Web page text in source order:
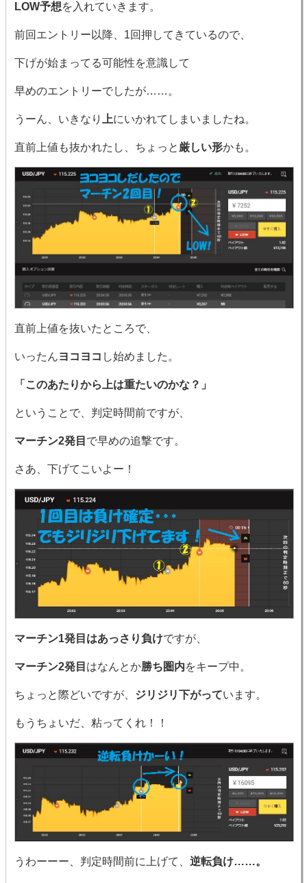
LOW予想を入れていきます。
前回エントリー以降、1回押してきているので、
下げが始まってる可能性を意識して
早めのエントリーでしたが……。
うーん、いきなり 上にいかれてしまいましたね。
直前上値も抜かれたし、ちょっと 厳しい形かも。
直前上値を抜いたところで、
いったんヨコヨコ し始めました。
「このあたりから上は重たいのかな？」
ということで、判定時間前ですが、
マーチン2発目 で早めの追撃です。
さあ、下げてこいよー！
マーチン1発目はあっさり負けですが、
マーチン2発目 はなんとか勝ち圏内をキープ中。
ちょっと際どいですが、 ジリジリ下がっています。
もうちょいだ、粘ってくれ！！
うわーーー、判定時間前に上げて、 逆転負け……。